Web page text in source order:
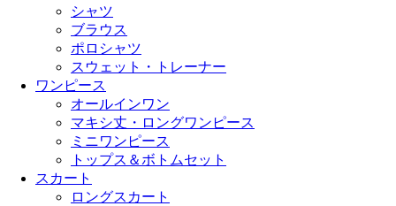
シャツ
ブラウス
ポロシャツ
スウェット・トレーナー
ワンピース
オールインワン
マキシ丈・ロングワンピース
ミニワンピース
トップス＆ボトムセット
スカート
ロングスカート